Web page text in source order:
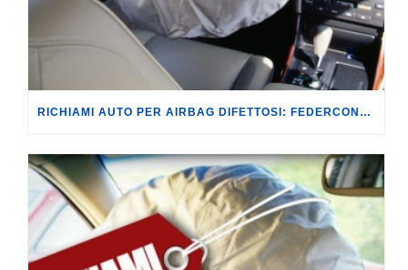
RICHIAMI AUTO PER AIRBAG DIFETTOSI: FEDERCONSUMATORI DENUNCIA I DISAGI DEGLI AUTOMOBILISTI COINVOLTI, TRA L’IMPOSSIBILITÀ DI UTILIZZARE L’AUTO E I RISARCIMENTI NEGATI.